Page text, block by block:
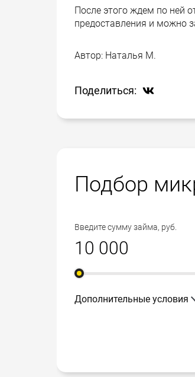
После этого ждем по ней
предоставления и можно
Автор: Наталья М.
Поделиться:
Подбор
Введите сумму займа, руб.
Дополнительные условия